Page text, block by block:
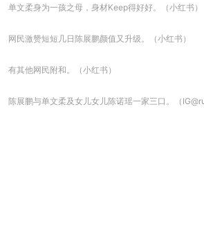
单文柔身为一孩之母，身材Keep得好好。（小红书）
网民激赞短短几日陈展鹏颜值又升级。（小红书）
有其他网民附和。（小红书）
陈展鹏与单文柔及女儿女儿陈诺瑶一家三口。（